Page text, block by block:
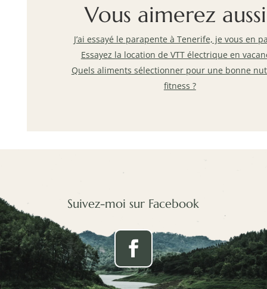
Vous aimerez aussi
J’ai essayé le parapente à Tenerife, je vous en
Essayez la location de VTT électrique en
Quels aliments sélectionner pour une bonne
fitness ?
Suivez-moi sur Facebook